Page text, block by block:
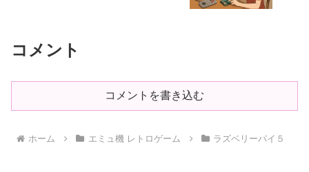
コメント
コメントを書き込む
ホーム エミュ機 レトロゲーム ラズベリーパイ５